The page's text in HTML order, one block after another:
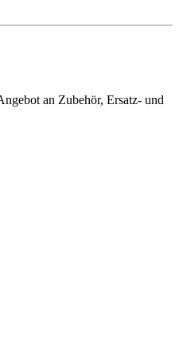
an Zubehör, Ersatz- und